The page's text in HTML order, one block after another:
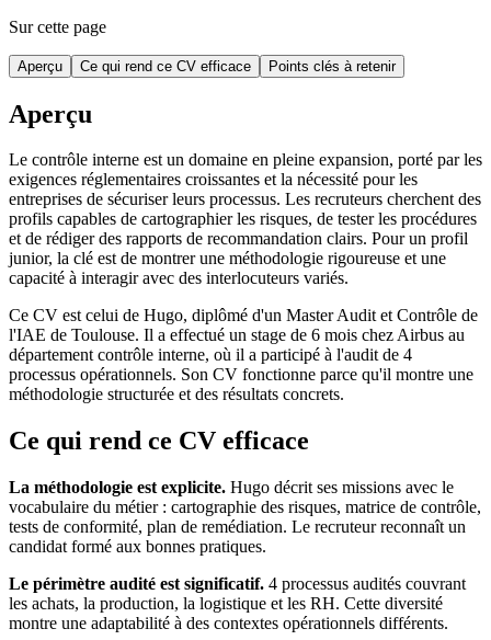
Sur cette page
Aperçu Ce qui rend ce CV efficace Points clés à retenir
Aperçu
Le contrôle interne est un domaine en pleine expansion, porté par les
exigences réglementaires croissantes et la nécessité pour les
entreprises de sécuriser leurs processus. Les recruteurs cherchent des
profils capables de cartographier les risques, de tester les procédures
et de rédiger des rapports de recommandation clairs. Pour un profil
junior, la clé est de montrer une méthodologie rigoureuse et une
capacité à interagir avec des interlocuteurs variés.
Ce CV est celui de Hugo, diplômé d'un Master Audit et Contrôle de
l'IAE de Toulouse. Il a effectué un stage de 6 mois chez Airbus au
département contrôle interne, où il a participé à l'audit de 4
processus opérationnels. Son CV fonctionne parce qu'il montre une
méthodologie structurée et des résultats concrets.
Ce qui rend ce CV efficace
La méthodologie est explicite. Hugo décrit ses missions avec le
vocabulaire du métier : cartographie des risques, matrice de contrôle,
tests de conformité, plan de remédiation. Le recruteur reconnaît un
candidat formé aux bonnes pratiques.
Le périmètre audité est significatif. 4 processus audités couvrant
les achats, la production, la logistique et les RH. Cette diversité
montre une adaptabilité à des contextes opérationnels différents.